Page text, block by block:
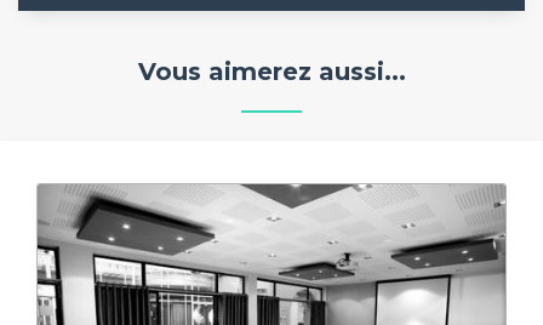
Vous aimerez aussi...